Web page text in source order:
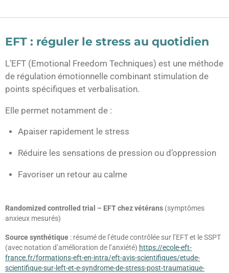
EFT : réguler le stress au quotidien
L’EFT (Emotional Freedom Techniques) est une méthode
de régulation émotionnelle combinant stimulation de
points spécifiques et verbalisation.
Elle permet notamment de :
Apaiser rapidement le stress
Réduire les sensations de pression ou d’oppression
Favoriser un retour au calme
Randomized controlled trial – EFT chez vétérans (symptômes
anxieux mesurés)
Source synthétique : résumé de l’étude contrôlée sur l’EFT et le SSPT
(avec notation d’amélioration de l’anxiété) https://ecole-eft-
france.fr/formations-eft-en-intra/eft-avis-scientifiques/etude-
scientifique-sur-left-et-e-syndrome-de-stress-post-traumatique-